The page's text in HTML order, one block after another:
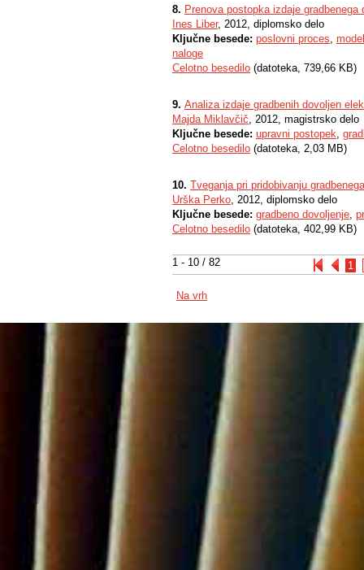
1 - 10 / 82 1
8. Prenova postopka izdaje gradbenega
Ines Liber, 2012, diplomsko delo
Ključne besede: poslovni proces,
naloge
Celotno besedilo (datoteka, 739,66 KB)
9. Analiza izdaje gradbenih dovoljen
Majda Miklavčič, 2012, magistrsko delo
Ključne besede: upravni postopek,
Celotno besedilo (datoteka, 2,03 MB)
10. Tveganja pri pridobivanju
Urška Perko, 2012, diplomsko delo
Ključne besede: gradbeno dovoljenje,
Celotno besedilo (datoteka, 402,99 KB)
Na vrh